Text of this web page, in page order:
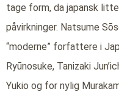
tage form, da japansk
påvirkninger. Natsume
“moderne” forfattere i
Ryūnosuke, Tanizaki
Yukio og for nylig